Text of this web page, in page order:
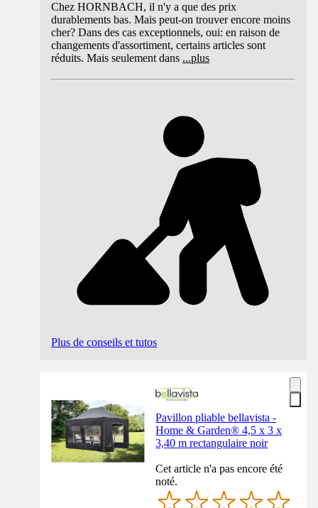
Chez HORNBACH, il n'y a que des prix
durablements bas. Mais peut-on trouver encore moins
cher? Dans des cas exceptionnels, oui: en raison de
changements d'assortiment, certains articles sont
réduits. Mais seulement dans ...plus
Plus de conseils et tutos
Pavillon pliable bellavista -
Home & Garden® 4,5 x 3 x
3,40 m rectangulaire noir
Cet article n'a pas encore été
noté.